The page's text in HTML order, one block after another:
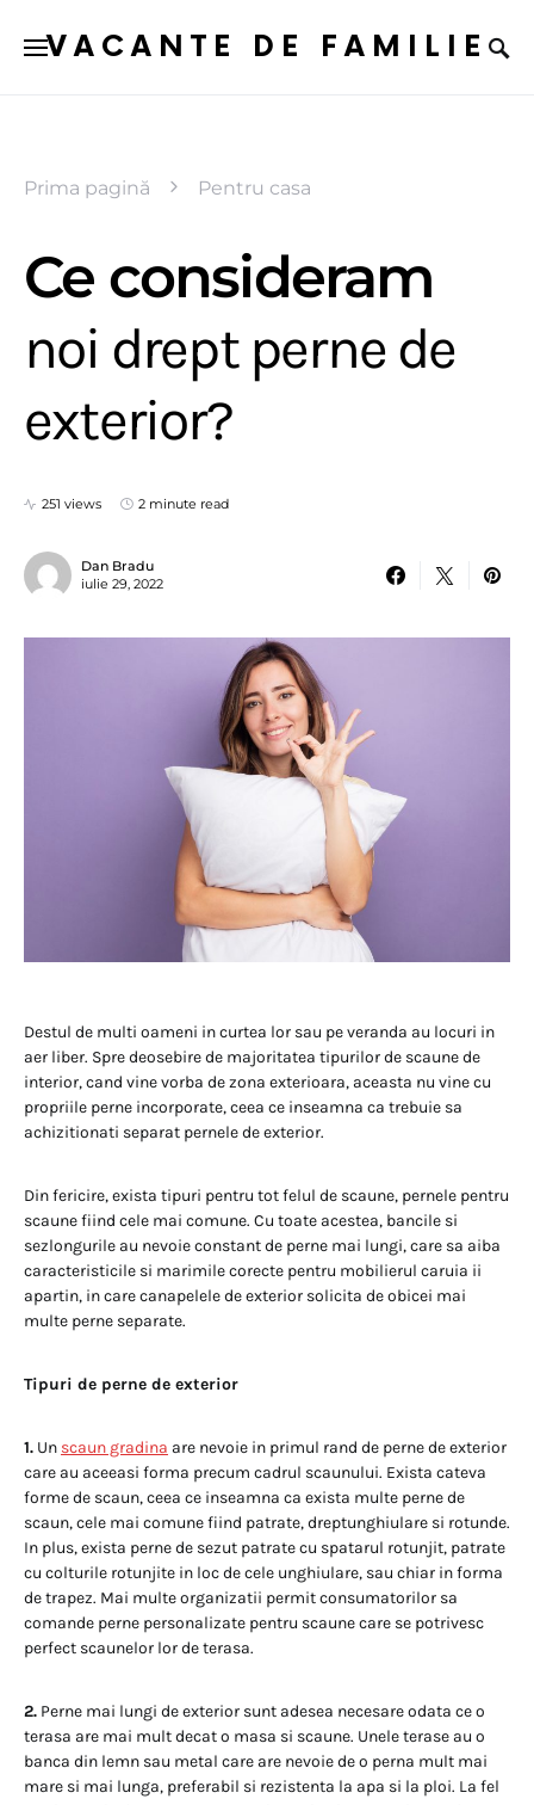
VACANTE DE FAMILIE
Prima pagină Pentru casa
Ce consideram
noi drept perne de
exterior?
251 views 2 minute read
Dan Bradu
iulie 29, 2022
Destul de multi oameni in curtea lor sau pe veranda au locuri in
aer liber. Spre deosebire de majoritatea tipurilor de scaune de
interior, cand vine vorba de zona exterioara, aceasta nu vine cu
propriile perne incorporate, ceea ce inseamna ca trebuie sa
achizitionati separat pernele de exterior.
Din fericire, exista tipuri pentru tot felul de scaune, pernele pentru
scaune fiind cele mai comune. Cu toate acestea, bancile si
sezlongurile au nevoie constant de perne mai lungi, care sa aiba
caracteristicile si marimile corecte pentru mobilierul caruia ii
apartin, in care canapelele de exterior solicita de obicei mai
multe perne separate.
Tipuri de perne de exterior
1. Un scaun gradina are nevoie in primul rand de perne de exterior
care au aceeasi forma precum cadrul scaunului. Exista cateva
forme de scaun, ceea ce inseamna ca exista multe perne de
scaun, cele mai comune fiind patrate, dreptunghiulare si rotunde.
In plus, exista perne de sezut patrate cu spatarul rotunjit, patrate
cu colturile rotunjite in loc de cele unghiulare, sau chiar in forma
de trapez. Mai multe organizatii permit consumatorilor sa
comande perne personalizate pentru scaune care se potrivesc
perfect scaunelor lor de terasa.
2. Perne mai lungi de exterior sunt adesea necesare odata ce o
terasa are mai mult decat o masa si scaune. Unele terase au o
banca din lemn sau metal care are nevoie de o perna mult mai
mare si mai lunga, preferabil si rezistenta la apa si la ploi. La fel